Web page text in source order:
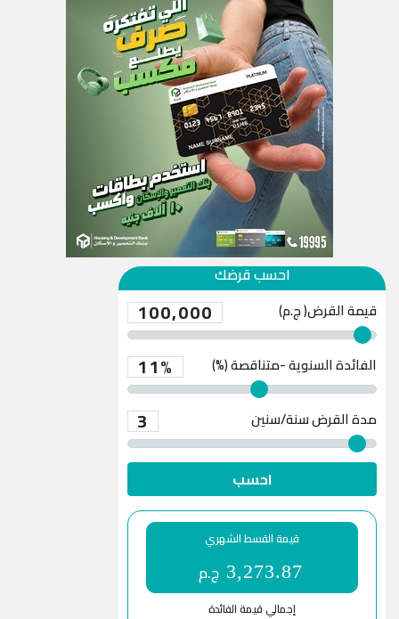
احسب قرضك
قيمة القرض( ج.م) 100,000
الفائدة السنوية -متناقصة (%) 11%
مدة القرض 3 سنة/سنين
احسب
قيمة القسط الشهري
3,273.87 ج.م
إجمالي قيمة الفائدة